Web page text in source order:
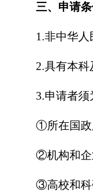
三、申请
1.非中华
2.具有本
3.申请者须
①所在国政
②机构和企
③高校和科